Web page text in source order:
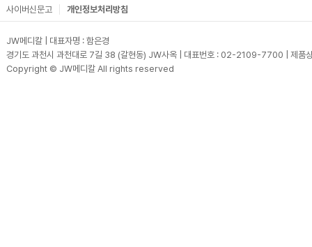
사이버신문고 개인정보처리방침
JW메디칼 | 대표자명 : 함은경
경기도 과천시 과천대로 7길 38 (갈현동) JW사옥 | 대표번호 : 02-2109-7700 | 제
Copyright © JW메디칼 All rights reserved